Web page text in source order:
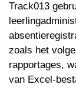
Track013
zoals het
rapportages,
van Excel-